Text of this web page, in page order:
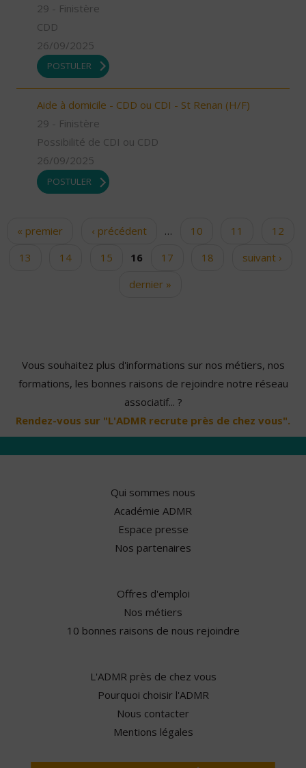
29 - Finistère
CDD
26/09/2025
POSTULER
Aide à domicile - CDD ou CDI - St Renan (H/F)
29 - Finistère
Possibilité de CDI ou CDD
26/09/2025
POSTULER
Pages
« premier ‹ précédent … 10 11
12
13
14 15 16 17 18
suivant ›
dernier »
Vous souhaitez plus d'informations sur nos métiers, nos
formations, les bonnes raisons de rejoindre notre réseau
associatif... ?
Rendez-vous sur "L'ADMR recrute près de chez vous".
Qui sommes nous
Académie ADMR
Espace presse
Nos partenaires
Offres d'emploi
Nos métiers
10 bonnes raisons de nous rejoindre
L'ADMR près de chez vous
Pourquoi choisir l'ADMR
Nous contacter
Mentions légales